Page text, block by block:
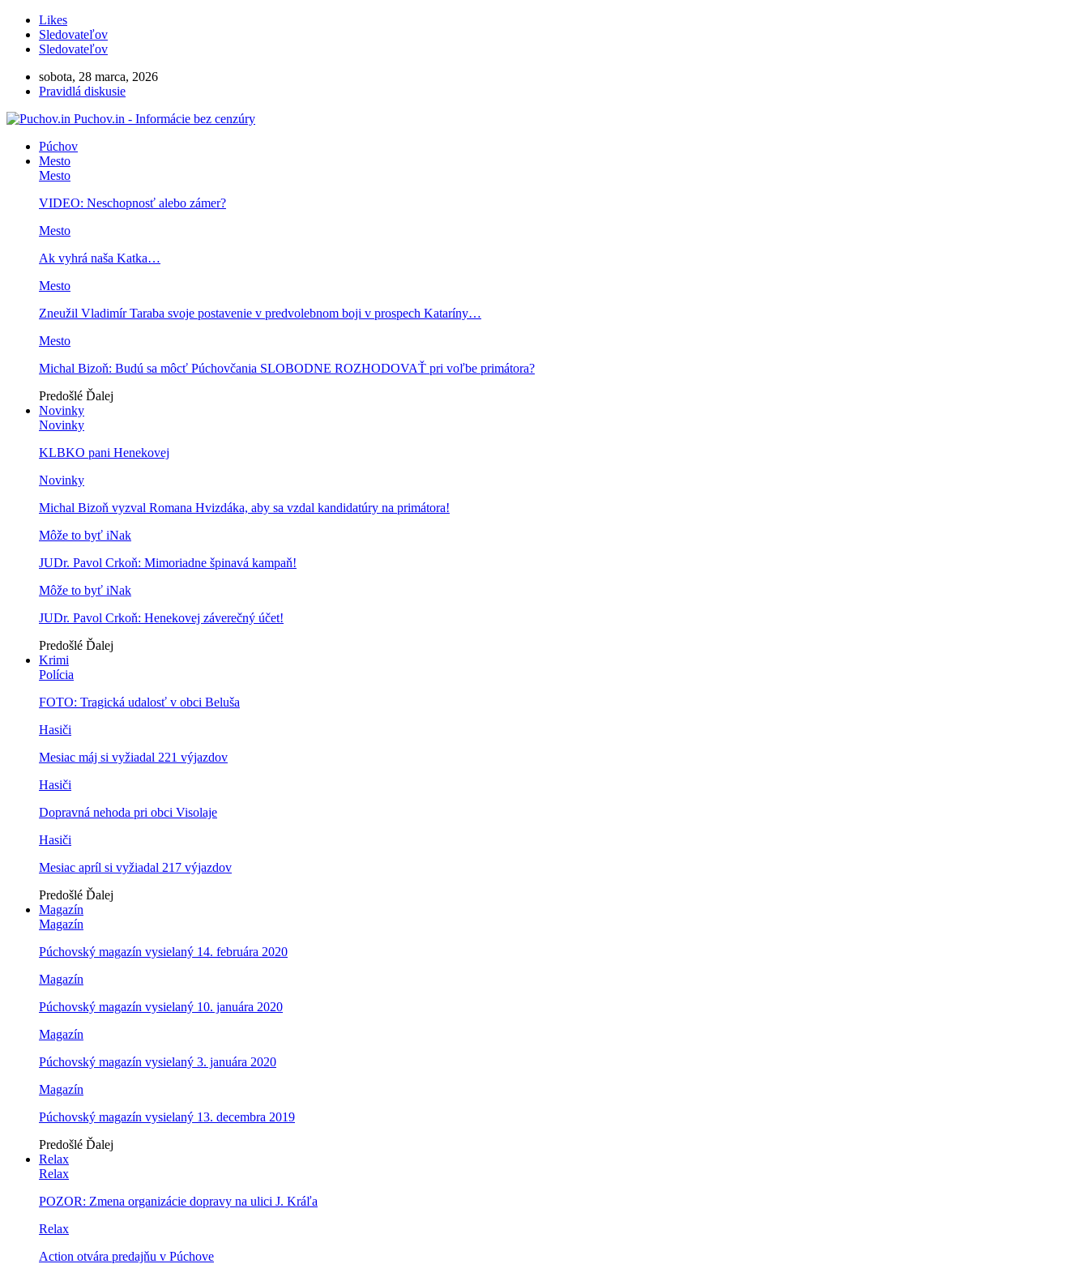
Likes
Sledovateľov
Sledovateľov
sobota, 28 marca, 2026
Pravidlá diskusie
Puchov.in - Informácie bez cenzúry
Púchov
Mesto
Mesto
VIDEO: Neschopnosť alebo zámer?
Mesto
Ak vyhrá naša Katka…
Mesto
Zneužil Vladimír Taraba svoje postavenie v predvolebnom boji v prospech Kataríny…
Mesto
Michal Bizoň: Budú sa môcť Púchovčania SLOBODNE ROZHODOVAŤ pri voľbe primátora?
Predošlé Ďalej
Novinky
Novinky
KLBKO pani Henekovej
Novinky
Michal Bizoň vyzval Romana Hvizdáka, aby sa vzdal kandidatúry na primátora!
Môže to byť iNak
JUDr. Pavol Crkoň: Mimoriadne špinavá kampaň!
Môže to byť iNak
JUDr. Pavol Crkoň: Henekovej záverečný účet!
Predošlé Ďalej
Krimi
Polícia
FOTO: Tragická udalosť v obci Beluša
Hasiči
Mesiac máj si vyžiadal 221 výjazdov
Hasiči
Dopravná nehoda pri obci Visolaje
Hasiči
Mesiac apríl si vyžiadal 217 výjazdov
Predošlé Ďalej
Magazín
Magazín
Púchovský magazín vysielaný 14. februára 2020
Magazín
Púchovský magazín vysielaný 10. januára 2020
Magazín
Púchovský magazín vysielaný 3. januára 2020
Magazín
Púchovský magazín vysielaný 13. decembra 2019
Predošlé Ďalej
Relax
Relax
POZOR: Zmena organizácie dopravy na ulici J. Kráľa
Relax
Action otvára predajňu v Púchove